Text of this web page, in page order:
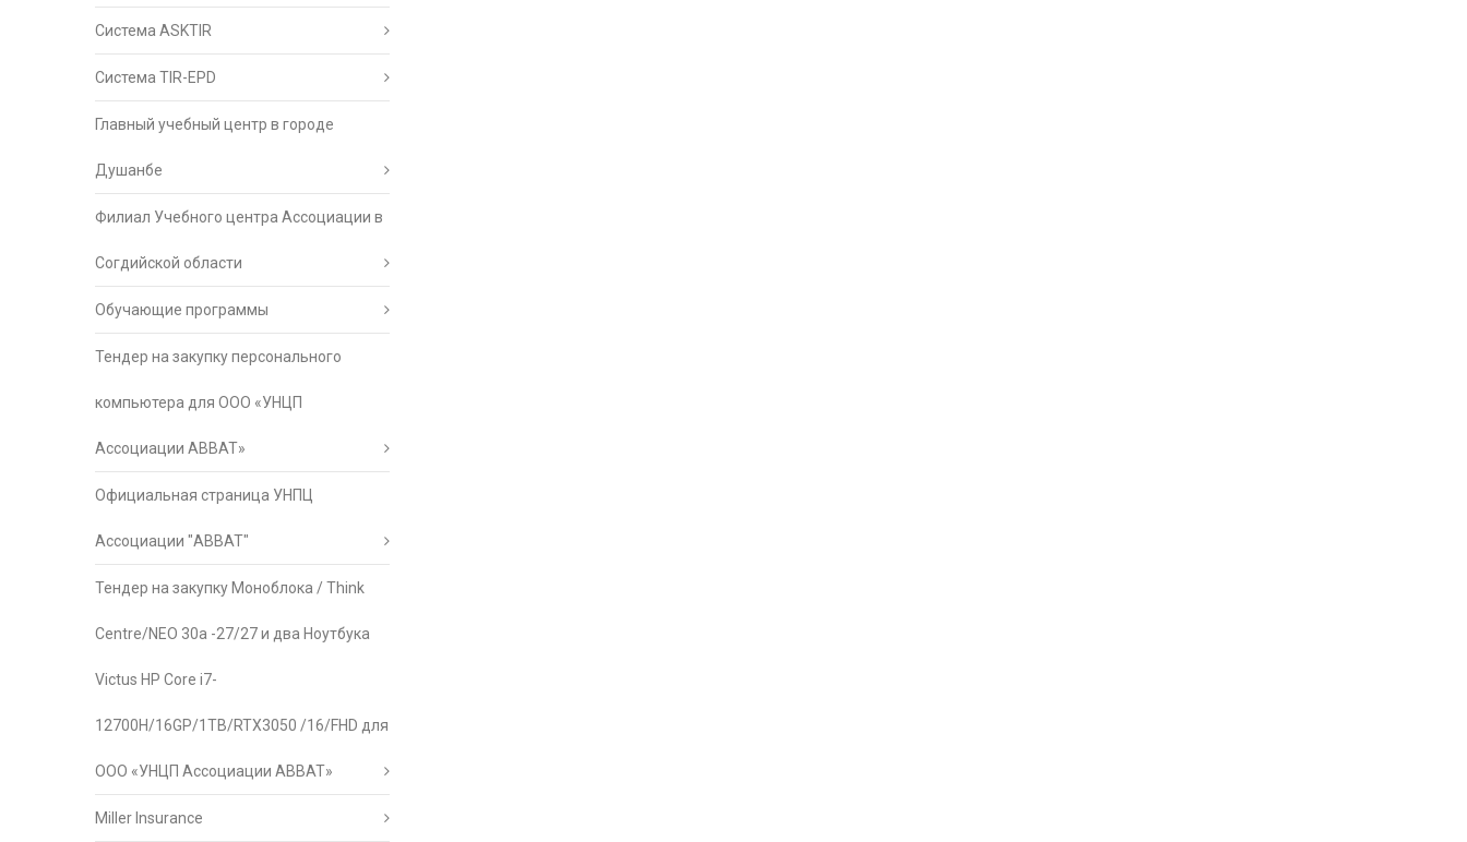
Система ASKTIR
Система TIR-EPD
Главный учебный центр в городе
Душанбе
Филиал Учебного центра Ассоциации в
Согдийской области
Обучающие программы
Тендер на закупку персонального
компьютера для ООО «УНЦП
Ассоциации АВВАТ»
Официальная страница УНПЦ
Ассоциации "АВВАТ"
Тендер на закупку Моноблока / Think
Centre/NEO 30a -27/27 и два Ноутбука
Victus HP Core i7-
12700H/16GP/1TB/RTX3050 /16/FHD для
ООО «УНЦП Ассоциации АВВАТ»
Miller Insurance